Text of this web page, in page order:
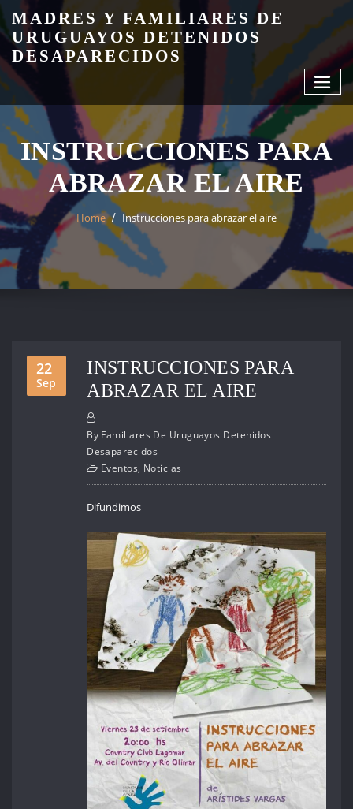
Skip
to
content
MADRES Y FAMILIARES DE
URUGUAYOS DETENIDOS
DESAPARECIDOS
INSTRUCCIONES PARA
ABRAZAR EL AIRE
Home Instrucciones para abrazar el aire
22
Sep
INSTRUCCIONES PARA
ABRAZAR EL AIRE
By Familiares De Uruguayos Detenidos
Desaparecidos
Eventos, Noticias
Difundimos